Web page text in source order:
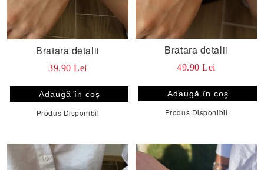
Bratara detalii
39.90 Lei
Produs Disponibil
Bratara detalii
49.90 Lei
Produs Disponibil